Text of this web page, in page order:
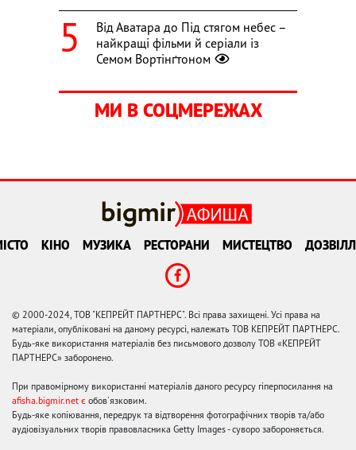
Від Аватара до Під стягом небес –
найкращі фільми й серіали із
Семом Вортінґтоном
МИ В СОЦМЕРЕЖАХ
КІНО МУЗИКА РЕСТОРАНИ МИСТЕЦТВО
© 2000-2024, ТОВ "КЕПРЕЙТ ПАРТНЕРС". Всі права захищені. Усі права на
матеріали, опубліковані на даному ресурсі, належать ТОВ КЕПРЕЙТ ПАРТНЕРС.
Будь-яке використання матеріалів без письмового дозволу ТОВ «КЕПРЕЙТ
ПАРТНЕРС» заборонено.
При правомірному використанні матеріалів даного ресурсу гіперпосилання на
afisha.bigmir.net є обов'язковим.
Будь-яке копіювання, передрук та відтворення фотографічних творів та/або
аудіовізуальних творів правовласника Getty Images - суворо забороняється.